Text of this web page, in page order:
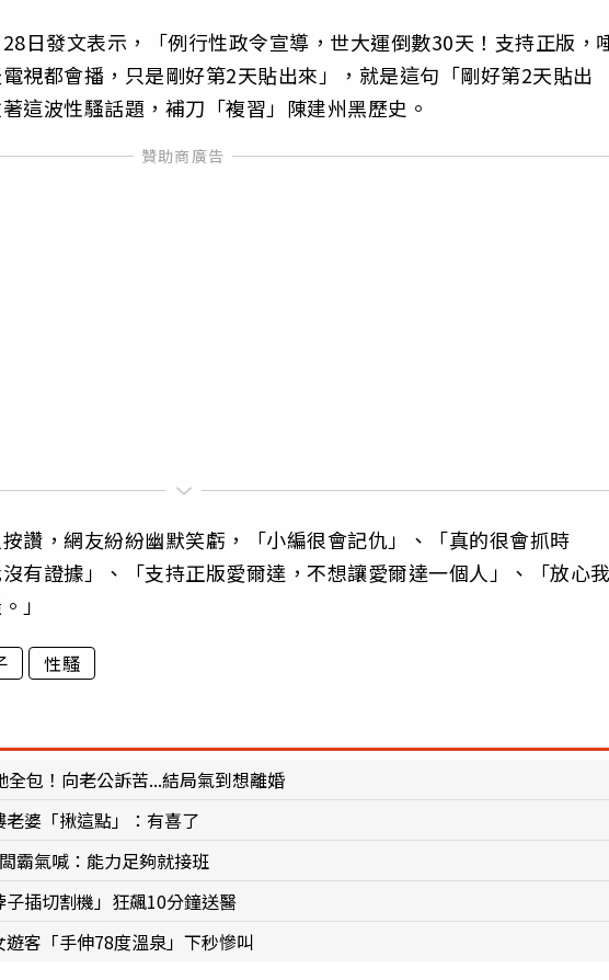
日發文表示，「例行性政令宣導，世大運倒數30天！支持正版，
視都會播，只是剛好第2天貼出來」，就是這句「剛好第2天貼出
這波性騷話題，補刀「複習」陳建州黑歷史。
讚，網友紛紛幽默笑虧，「小編很會記仇」、「真的很會抓時
有證據」、「支持正版愛爾達，不想讓愛爾達一個人」、「放心
」
性騷
包！向老公訴苦...結局氣到想離婚
婆「揪這點」：有喜了
霸氣喊：能力足夠就接班
插切割機」狂飆10分鐘送醫
客「手伸78度溫泉」下秒慘叫